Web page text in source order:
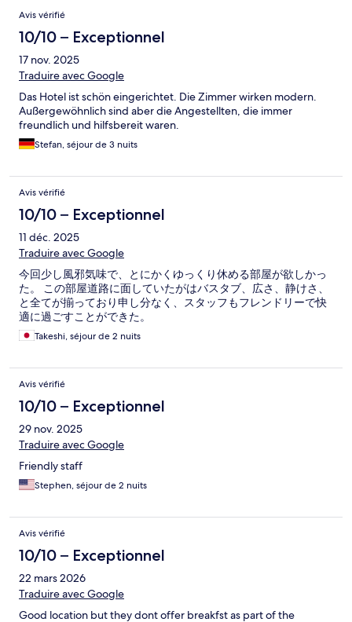
Avis vérifié
10/10 – Exceptionnel
17 nov. 2025
Traduire avec Google
Das Hotel ist schön eingerichtet. Die Zimmer wirken modern.
Außergewöhnlich sind aber die Angestellten, die immer
freundlich und hilfsbereit waren.
Stefan, séjour de 3 nuits
Avis vérifié
10/10 – Exceptionnel
11 déc. 2025
Traduire avec Google
今回少し風邪気味で、とにかくゆっくり休める部屋が欲しかっ
た。 この部屋道路に面していたがはバスタブ、広さ、静けさ、
と全てが揃っており申し分なく、スタッフもフレンドリーで快
適に過ごすことができた。
Takeshi, séjour de 2 nuits
Avis vérifié
10/10 – Exceptionnel
29 nov. 2025
Traduire avec Google
Friendly staff
Stephen, séjour de 2 nuits
Avis vérifié
10/10 – Exceptionnel
22 mars 2026
Traduire avec Google
Good location but they dont offer breakfst as part of the